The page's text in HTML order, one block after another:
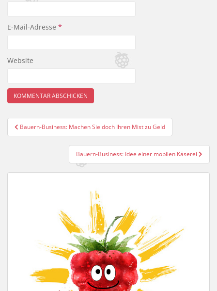
E-Mail-Adresse *
Website
Beitragsnavigation
Bauern-Business: Machen Sie doch Ihren Mist zu Geld
Bauern-Business: Idee einer mobilen Käserei